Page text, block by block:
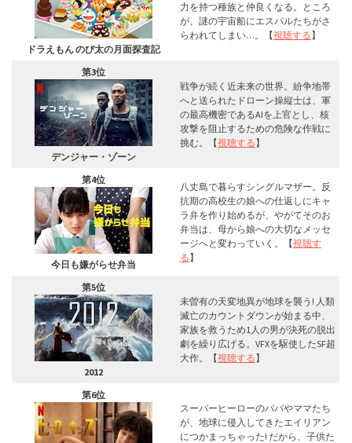
ドラえもん のび太の月面探査記
力を持つ種族と仲良くなる。ところ
が、謎の宇宙船にエスパルたちがさ
らわれてしまい…。【視聴する】
第3位
デンジャー・ゾーン
戦争が続く近未来の世界。紛争地帯
へと送られたドローン操縦士は、軍
の最高機密であるAIを上官とし、核
攻撃を阻止するための危険な作戦に
挑む。【視聴する】
第4位
今日も嫌がらせ弁当
八丈島で暮らすシングルマザー。反
抗期の高校生の娘への仕返しにキャ
ラ弁を作り始めるが、やがてそのお
弁当は、母から娘への大切なメッセ
ージへと変わっていく。【視聴す
る】
第5位
2012
未曽有の天変地異が地球を襲う! 人類
滅亡のカウントダウンが始まる中、
家族を救うため1人の男が決死の脱出
劇を繰り広げる。VFXを駆使したSF超
大作。【視聴する】
第6位
スーパーヒーローのパパやママたち
が、地球に侵入してきたエイリアン
につかまっちゃった! だから、子供た